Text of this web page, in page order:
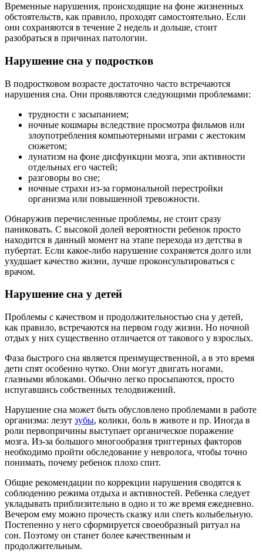
Временные нарушения, происходящие на фоне жизненных
обстоятельств, как правило, проходят самостоятельно. Если
они сохраняются в течение 2 недель и дольше, стоит
разобраться в причинах патологии.
Нарушение сна у подростков
В подростковом возрасте достаточно часто встречаются
нарушения сна. Они проявляются следующими проблемами:
трудности с засыпанием;
ночные кошмары вследствие просмотра фильмов или
злоупотребления компьютерными играми с жестоким
сюжетом;
лунатизм на фоне дисфункции мозга, эпи активности
отдельных его частей;
разговоры во сне;
ночные страхи из-за гормональной перестройки
организма или повышенной тревожности.
Обнаружив перечисленные проблемы, не стоит сразу
паниковать. С высокой долей вероятности ребенок просто
находится в данный момент на этапе перехода из детства в
пубертат. Если какое-либо нарушение сохраняется долго или
ухудшает качество жизни, лучше проконсультироваться с
врачом.
Нарушение сна у детей
Проблемы с качеством и продолжительностью сна у детей,
как правило, встречаются на первом году жизни. Но ночной
отдых у них существенно отличается от такового у взрослых.
Фаза быстрого сна является преимущественной, а в это время
дети спят особенно чутко. Они могут двигать ногами,
глазными яблоками. Обычно легко просыпаются, просто
испугавшись собственных телодвижений.
Нарушение сна может быть обусловлено проблемами в работе
организма: лезут зубы, колики, боль в животе и пр. Иногда в
роли первопричины выступает органическое поражение
мозга. Из-за большого многообразия триггерных факторов
необходимо пройти обследование у невролога, чтобы точно
понимать, почему ребенок плохо спит.
Общие рекомендации по коррекции нарушения сводятся к
соблюдению режима отдыха и активностей. Ребенка следует
укладывать приблизительно в одно и то же время ежедневно.
Вечером ему можно прочесть сказку или спеть колыбельную.
Постепенно у него сформируется своеобразный ритуал на
сон. Поэтому он станет более качественным и
продолжительным.